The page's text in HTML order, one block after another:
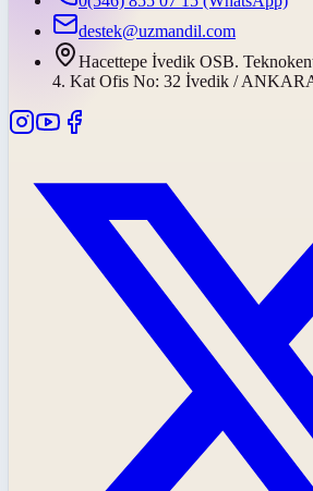
destek@uzmandil.com
Hacettepe İvedik OSB.
4. Kat Ofis No: 32 İvedik /